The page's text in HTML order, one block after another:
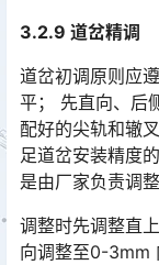
3.2.9 道岔精调
道岔初调原则应
平； 先直向、后
配好的尖轨和辙
足道岔安装精度
是由厂家负责调整
调整时先调整直
向调整至0-3mm